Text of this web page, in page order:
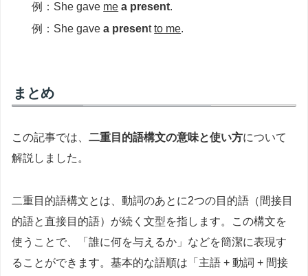
例：She gave me a present.
例：She gavea presentto me.
まとめ
この記事では、 二重目的語構文の意味と使い方について
解説しました。
二重目的語構文とは、動詞のあとに2つの目的語（間接目
的語と直接目的語）が続く文型を指します。この構文を
使うことで、「誰に何を与えるか」などを簡潔に表現す
ることができます。基本的な語順は「主語 + 動詞 + 間接